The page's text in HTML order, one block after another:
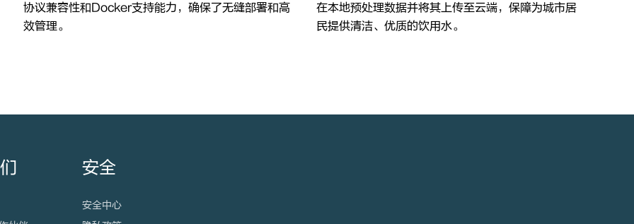
协议兼容性和Docker支持能力，确保了无缝部署和高
效管理。
在本地预处理数据并将其上传至云端，保障为城市居
民提供清洁、优质的饮用水。
安全
安全中心